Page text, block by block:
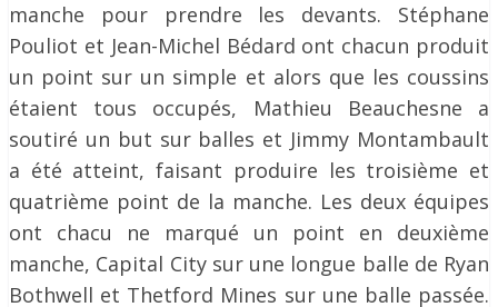
manche pour prendre les devants. Stéphane
Pouliot et Jean-Michel Bédard ont chacun produit
un point sur un simple et alors que les coussins
étaient tous occupés, Mathieu Beauchesne a
soutiré un but sur balles et Jimmy Montambault
a été atteint, faisant produire les troisième et
quatrième point de la manche. Les deux équipes
ont chacu ne marqué un point en deuxième
manche, Capital City sur une longue balle de Ryan
Bothwell et Thetford Mines sur une balle passée.